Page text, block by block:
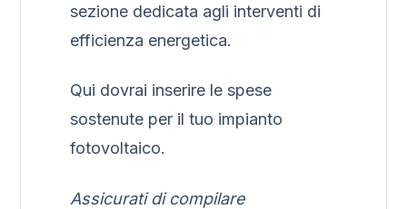
sezione dedicata agli interventi di
efficienza energetica.
Qui dovrai inserire le spese
sostenute per il tuo impianto
fotovoltaico.
Assicurati di compilare